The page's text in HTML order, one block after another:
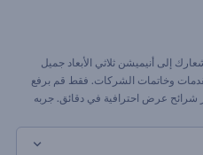
إلى أنيميشن ثلاثي الأبعاد جميل
مقدمات وخاتمات الشركات. فقط قم برفع
عرض احترافية في دقائق. جربه